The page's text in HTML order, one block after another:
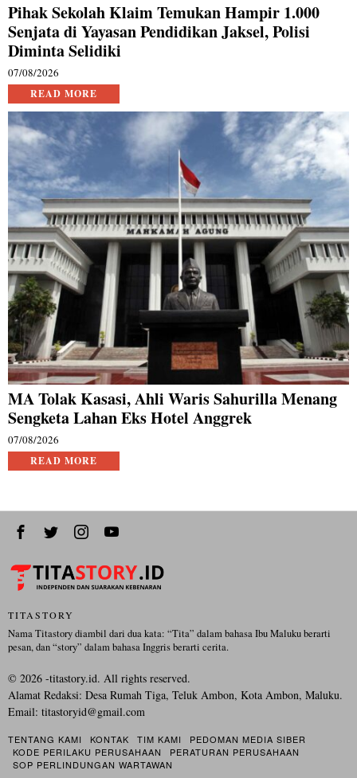
Pihak Sekolah Klaim Temukan Hampir 1.000
Senjata di Yayasan Pendidikan Jaksel, Polisi
Diminta Selidiki
07/08/2026
READ MORE
MA Tolak Kasasi, Ahli Waris Sahurilla Menang
Sengketa Lahan Eks Hotel Anggrek
07/08/2026
READ MORE
TITASTORY
Nama Titastory diambil dari dua kata: “Tita” dalam bahasa Ibu Maluku berarti
pesan, dan “story” dalam bahasa Inggris berarti cerita.
© 2026 -titastory.id. All rights reserved.
Alamat Redaksi: Desa Rumah Tiga, Teluk Ambon, Kota Ambon, Maluku.
Email: titastoryid@gmail.com
TENTANG KAMI KONTAK TIM KAMI
PEDOMAN MEDIA SIBER
KODE PERILAKU PERUSAHAAN
PERATURAN PERUSAHAAN
SOP PERLINDUNGAN WARTAWAN